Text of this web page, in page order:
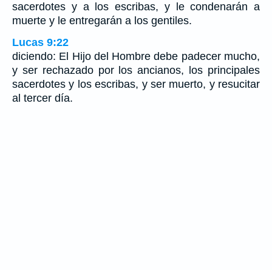
sacerdotes y a los escribas, y le condenarán a
muerte y le entregarán a los gentiles.
Lucas 9:22
diciendo: El Hijo del Hombre debe padecer mucho,
y ser rechazado por los ancianos, los principales
sacerdotes y los escribas, y ser muerto, y resucitar
al tercer día.